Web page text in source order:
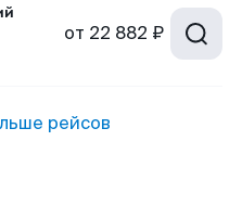
от 22 882 ₽
рейсов